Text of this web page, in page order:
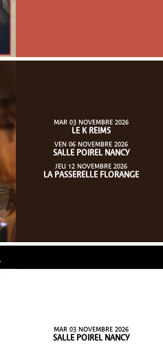
MAR 03 NOVEMBRE 2026
LE K REIMS
VEN 06 NOVEMBRE 2026
SALLE POIREL NANCY
JEU 12 NOVEMBRE 2026
LA PASSERELLE FLORANGE
MAR 03 NOVEMBRE 2026
SALLE POIREL NANCY